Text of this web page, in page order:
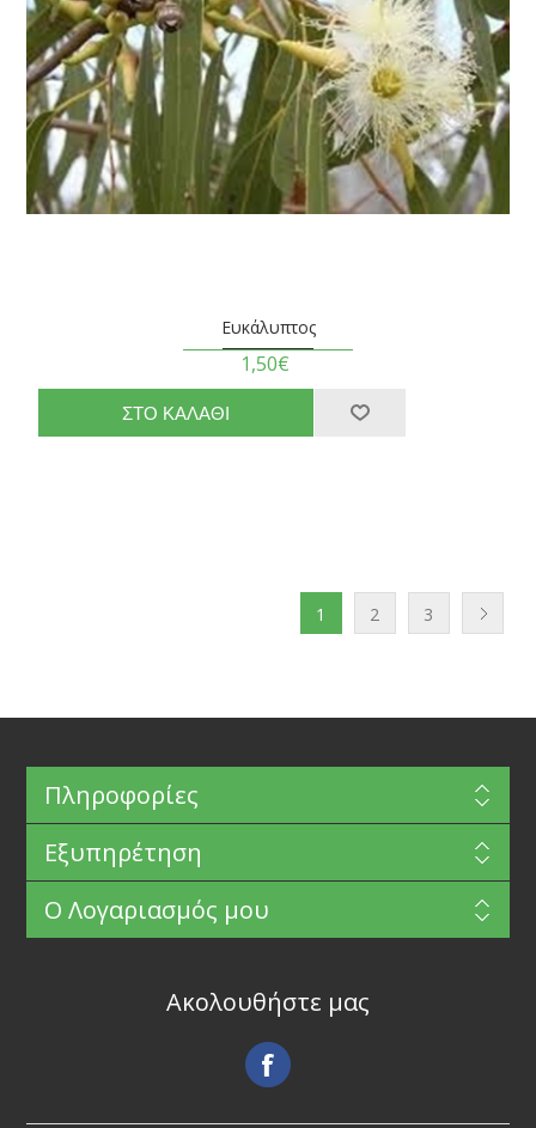
Ευκάλυπτος
1,50€
1 2 3
Πληροφορίες
Εξυπηρέτηση
Ο Λογαριασμός μου
Ακολουθήστε μας